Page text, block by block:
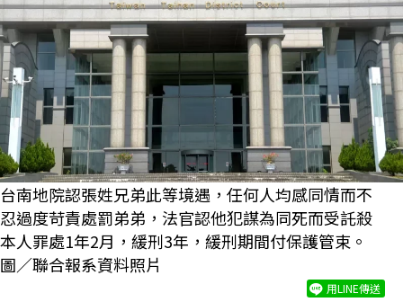
台南地院認張姓兄弟此等境遇，任何人均感同情而不
忍過度苛責處罰弟弟，法官認他犯謀為同死而受託殺
本人罪處1年2月，緩刑3年，緩刑期間付保護管束。
圖／聯合報系資料照片
用LINE傳送